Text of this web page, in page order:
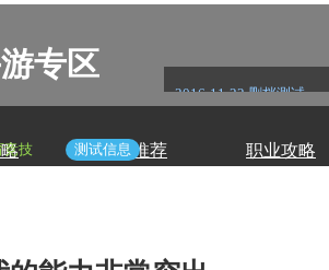
专区
竞技 测试信息
2016-11-22 删档测试
精彩推荐 职业攻略